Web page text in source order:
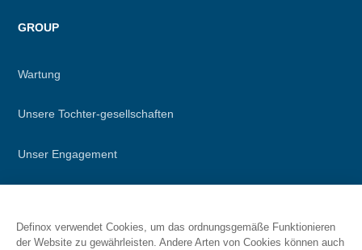
GROUP
Wartung
Unsere Tochter-gesellschaften
Unser Engagement
STELLENANGEBOTE
Definox verwendet Cookies, um das ordnungsgemäße Funktionieren
der Website zu gewährleisten. Andere Arten von Cookies können auch